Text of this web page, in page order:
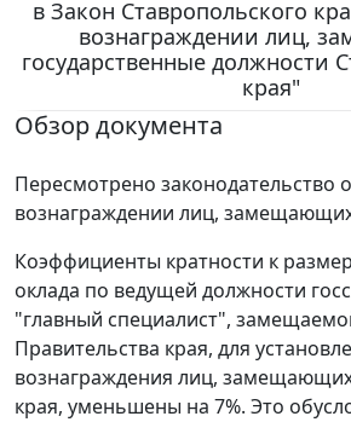
в Закон Ставропольского
вознаграждении лиц,
государственные должности
края"
Обзор документа
Пересмотрено законодательство
вознаграждении лиц,
Коэффициенты кратности к
оклада по ведущей должности
"главный специалист",
Правительства края, для
вознаграждения лиц,
края, уменьшены на 7%. Это